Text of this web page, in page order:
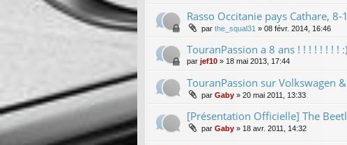
Rasso Occitanie pays Cathare,
par the_squal31 » 08 févr. 2014, 16:46
TouranPassion a 8 ans ! ! ! ! ! ! ! ! :)
par jef10 » 18 mai 2013, 17:44
TouranPassion sur Volkswagen
par Gaby » 20 mai 2011, 13:33
[Présentation Officielle] The
par Gaby » 18 avr. 2011, 14:32